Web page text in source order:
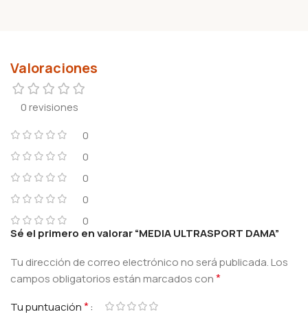
Valoraciones
0 revisiones
0
0
0
0
0
Sé el primero en valorar “MEDIA ULTRASPORT DAMA”
Tu dirección de correo electrónico no será publicada.Los
campos obligatorios están marcados con*
Tu puntuación*